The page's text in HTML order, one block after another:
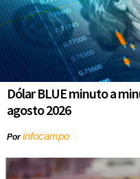
Dólar BLUE minuto a
agosto 2026
Porinfocampo